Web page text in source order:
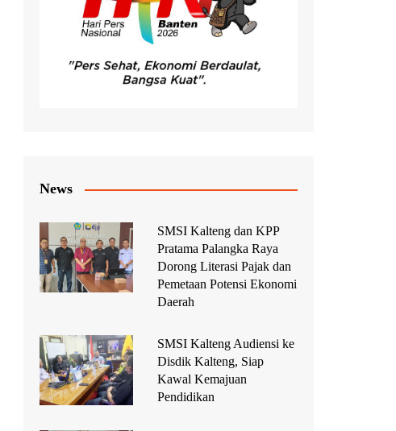
News
SMSI Kalteng dan KPP
Pratama Palangka Raya
Dorong Literasi Pajak dan
Pemetaan Potensi Ekonomi
Daerah
SMSI Kalteng Audiensi ke
Disdik Kalteng, Siap
Kawal Kemajuan
Pendidikan